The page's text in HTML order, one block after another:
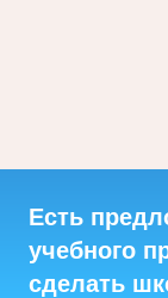
Есть
учебного
сделать